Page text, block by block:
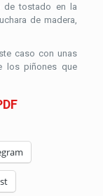
de tostado en la
de madera,
caso con unas
los piñones que